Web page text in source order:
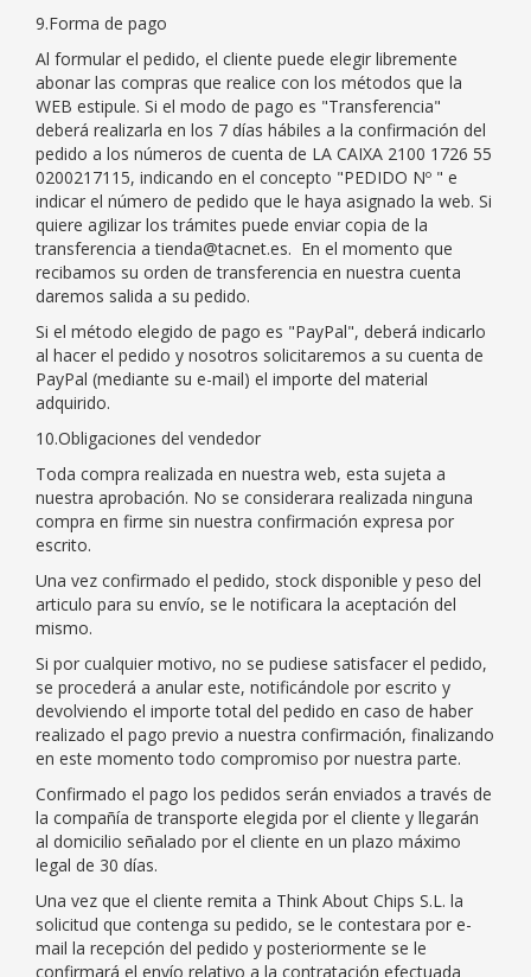
9.Forma de pago
Al formular el pedido, el cliente puede elegir libremente
abonar las compras que realice con los métodos que la
WEB estipule. Si el modo de pago es "Transferencia"
deberá realizarla en los 7 días hábiles a la confirmación del
pedido a los números de cuenta de LA CAIXA 2100 1726 55
0200217115, indicando en el concepto "PEDIDO Nº " e
indicar el número de pedido que le haya asignado la web. Si
quiere agilizar los trámites puede enviar copia de la
transferencia a tienda@tacnet.es. En el momento que
recibamos su orden de transferencia en nuestra cuenta
daremos salida a su pedido.
Si el método elegido de pago es "PayPal", deberá indicarlo
al hacer el pedido y nosotros solicitaremos a su cuenta de
PayPal (mediante su e-mail) el importe del material
adquirido.
10.Obligaciones del vendedor
Toda compra realizada en nuestra web, esta sujeta a
nuestra aprobación. No se considerara realizada ninguna
compra en firme sin nuestra confirmación expresa por
escrito.
Una vez confirmado el pedido, stock disponible y peso del
articulo para su envío, se le notificara la aceptación del
mismo.
Si por cualquier motivo, no se pudiese satisfacer el pedido,
se procederá a anular este, notificándole por escrito y
devolviendo el importe total del pedido en caso de haber
realizado el pago previo a nuestra confirmación, finalizando
en este momento todo compromiso por nuestra parte.
Confirmado el pago los pedidos serán enviados a través de
la compañía de transporte elegida por el cliente y llegarán
al domicilio señalado por el cliente en un plazo máximo
legal de 30 días.
Una vez que el cliente remita a Think About Chips S.L. la
solicitud que contenga su pedido, se le contestara por e-
mail la recepción del pedido y posteriormente se le
confirmará el envío relativo a la contratación efectuada